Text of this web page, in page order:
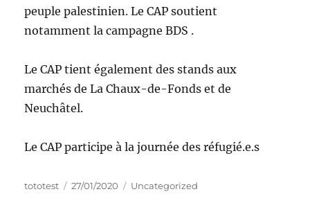
peuple palestinien. Le CAP soutient
notamment la campagne BDS .
Le CAP tient également des stands aux
marchés de La Chaux-de-Fonds et de
Neuchâtel.
Le CAP participe à la journée des réfugié.e.s
tototest 27/01/2020 Uncategorized